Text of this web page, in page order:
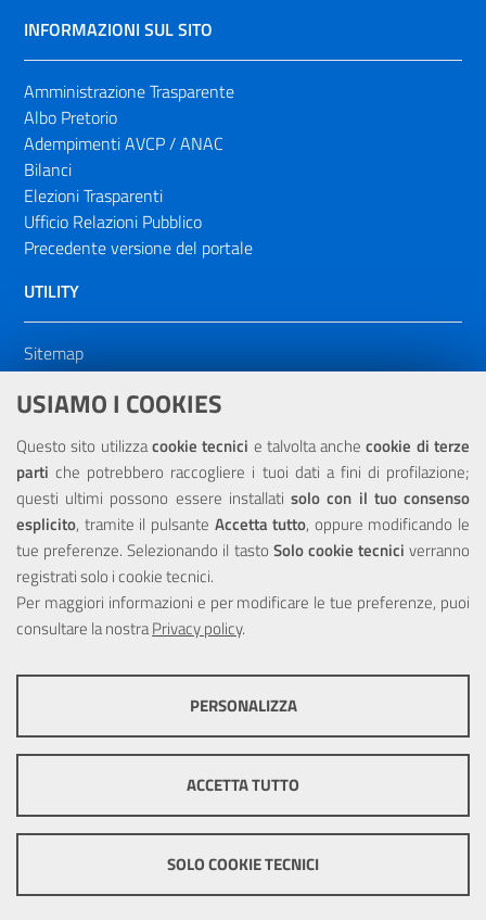
USIAMO I COOKIES
Questo sito utilizzacookie tecnici e talvolta anchecookie di terze
parti che potrebbero raccogliere i tuoi dati a fini di profilazione;
questi ultimi possono essere installatisolo con il tuo consenso
esplicito, tramite il pulsante Accetta tutto, oppure modificando le
tue preferenze. Selezionando il tasto Solo cookie tecnici verranno
registrati solo i cookie tecnici.
Per maggiori informazioni e per modificare le tue preferenze, puoi
consultare la nostraPrivacy policy.
ottimale per ogni utente. Essi non raccolgono i tuoi dati e le tue
informazioni di navigazione per scopi di marketing e profilazione, e
pertanto possono essere utilizzati senza bisogno di acquisire il tuo
PERSONALIZZA
ACCETTA TUTTO
SOLO COOKIE TECNICI
INFORMAZIONI SUL SITO
Amministrazione Trasparente
Albo Pretorio
Adempimenti AVCP / ANAC
Bilanci
Elezioni Trasparenti
Ufficio Relazioni Pubblico
Precedente versione del portale
UTILITY
Sitemap
Dichiarazione di accessibilità
NOTE LEGALI
Privacy
Portale realizzato con la partecipazione finanziaria dell'Unione
Europea tramite i fondi del POR Sicilia 2000/2006 Misura 6.05 -
Impostazioni Cookie